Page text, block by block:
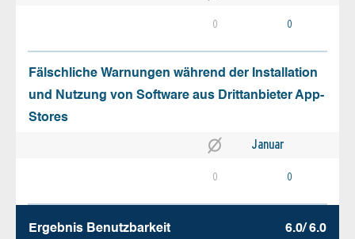
0 0
Fälschliche Warnungen während der Installation
und Nutzung von Software aus Drittanbieter App-
Stores
Januar
0 0
Ergebnis Benutz­barkeit 6.0/ 6.0